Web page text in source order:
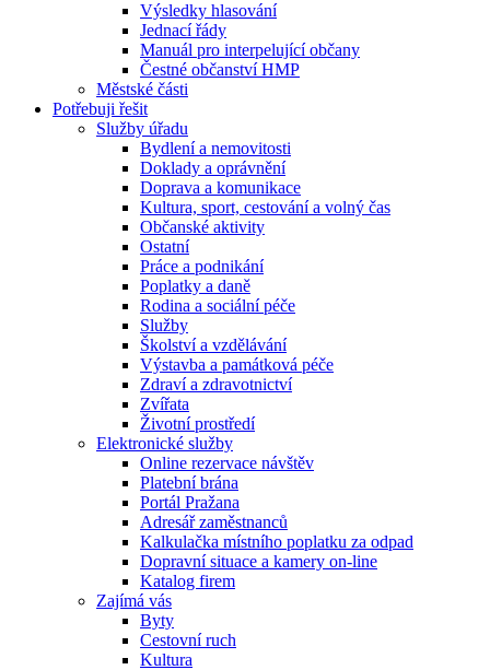
Výsledky hlasování
Jednací řády
Manuál pro interpelující občany
Čestné občanství HMP
Městské části
Potřebuji řešit
Služby úřadu
Bydlení a nemovitosti
Doklady a oprávnění
Doprava a komunikace
Kultura, sport, cestování a volný čas
Občanské aktivity
Ostatní
Práce a podnikání
Poplatky a daně
Rodina a sociální péče
Služby
Školství a vzdělávání
Výstavba a památková péče
Zdraví a zdravotnictví
Zvířata
Životní prostředí
Elektronické služby
Online rezervace návštěv
Platební brána
Portál Pražana
Adresář zaměstnanců
Kalkulačka místního poplatku za odpad
Dopravní situace a kamery on-line
Katalog firem
Zajímá vás
Byty
Cestovní ruch
Kultura